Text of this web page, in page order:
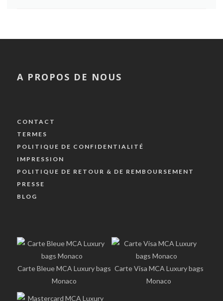
A PROPOS DE NOUS
CONTACT
TERMES
POLITIQUE DE CONFIDENTIALITÉ
IMPRESSION
POLITIQUE DE RETOUR & DE REMBOURSEMENT
PRESSE
BLOG
Carte Bleue MCA Luxury bags
Monaco
Carte Visa MCA Luxury bags
Monaco